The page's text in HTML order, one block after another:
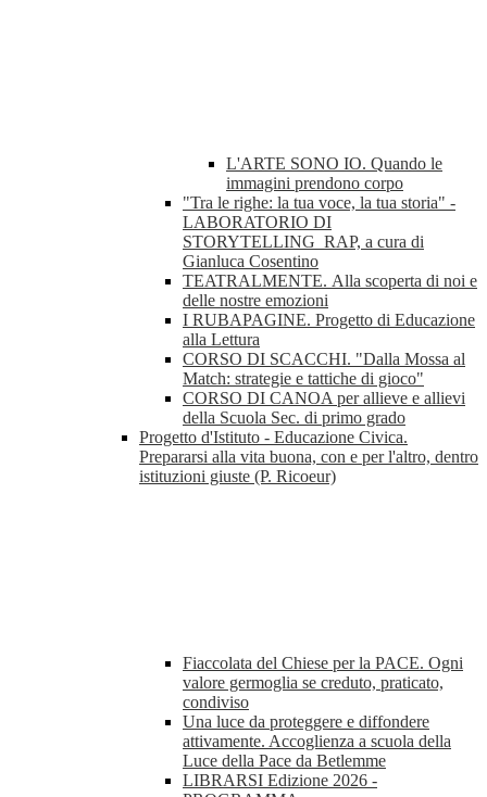
L'ARTE SONO IO. Quando le
immagini prendono corpo
"Tra le righe: la tua voce, la tua storia" -
LABORATORIO DI
STORYTELLING_RAP, a cura di
Gianluca Cosentino
TEATRALMENTE. Alla scoperta di noi e
delle nostre emozioni
I RUBAPAGINE. Progetto di Educazione
alla Lettura
CORSO DI SCACCHI. "Dalla Mossa al
Match: strategie e tattiche di gioco"
CORSO DI CANOA per allieve e allievi
della Scuola Sec. di primo grado
Progetto d'Istituto - Educazione Civica.
Prepararsi alla vita buona, con e per l'altro, dentro
istituzioni giuste (P. Ricoeur)
Fiaccolata del Chiese per la PACE. Ogni
valore germoglia se creduto, praticato,
condiviso
Una luce da proteggere e diffondere
attivamente. Accoglienza a scuola della
Luce della Pace da Betlemme
LIBRARSI Edizione 2026 -